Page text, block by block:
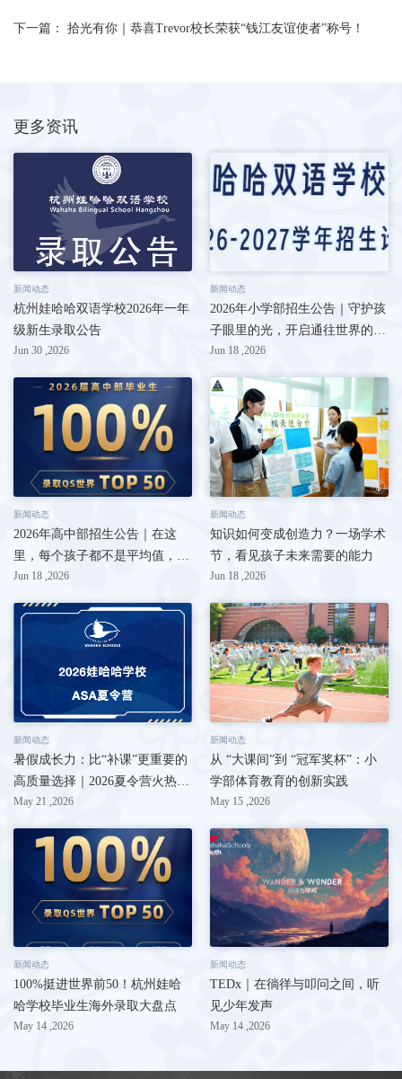
下一篇： 拾光有你｜恭喜Trevor校长荣获“钱江友谊使者”称号！
更多资讯
新闻动态
杭州娃哈哈双语学校2026年一年
级新生录取公告
Jun 30 ,2026
新闻动态
2026年小学部招生公告｜守护孩
子眼里的光，开启通往世界的成
长路径
Jun 18 ,2026
新闻动态
2026年高中部招生公告｜在这
里，每个孩子都不是平均值，只
有被量身定制的“独一无二”
Jun 18 ,2026
新闻动态
知识如何变成创造力？一场学术
节，看见孩子未来需要的能力
Jun 18 ,2026
新闻动态
暑假成长力：比“补课”更重要的
高质量选择｜2026夏令营火热招
募
May 21 ,2026
新闻动态
从 “大课间”到 “冠军奖杯”：小
学部体育教育的创新实践
May 15 ,2026
新闻动态
100%挺进世界前50！杭州娃哈
哈学校毕业生海外录取大盘点
May 14 ,2026
新闻动态
TEDx｜在徜徉与叩问之间，听
见少年发声
May 14 ,2026